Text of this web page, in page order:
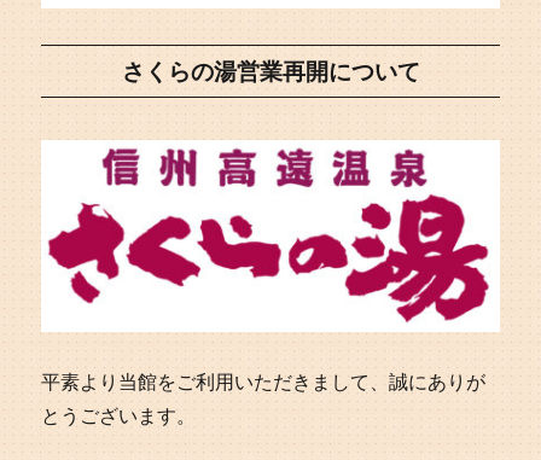
さくらの湯営業再開について
平素より当館をご利用いただきまして、誠にありが
とうございます。